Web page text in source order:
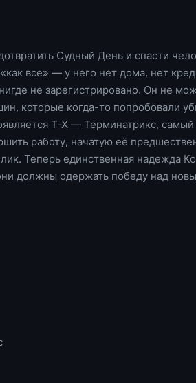
Судный День и спасти
все» — у него нет дома, нет
не зарегистрировано. Он не
которые когда-то попробовали
T-X — Терминатрикс,
работу, начатую её
Теперь единственная надежда
должны одержать победу над